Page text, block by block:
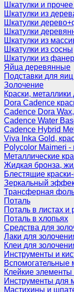
Шкатулки и
Шкатулки из
Шкатулки
Шкатулки
Шкатулки из
Шкатулки из сосны
Шкатулки из
Яйца деревянные
Подставки для
Золочение
Краски,
Dora Cadence
Cadence Dora
Cadence Water
Cadence Hybrid
Viva Inka Gold,
Polycolor Maimeri -
Металлические
Жидкая бронза,
Блестящие
Зеркальный
Трансферная
Поталь
Поталь в листах и
Поталь в хлопьях
Средства для
Лаки для
Клеи для
Инструменты и
Вспомогательные
Клейкие элементы
Инструменты для
Мастихины и